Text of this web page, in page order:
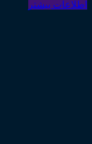
اطلاعات بیشتر